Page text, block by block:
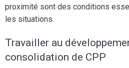
proximité sont des conditions
les situations.
Travailler au
consolidation de CPP